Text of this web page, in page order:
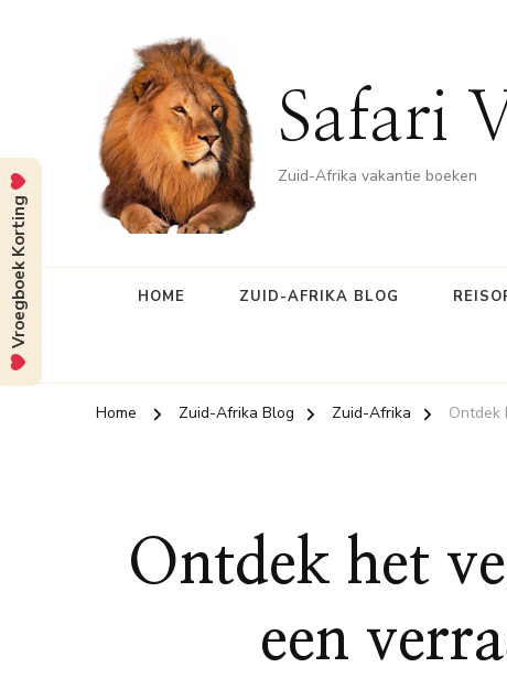
Safari
Zuid-Afrika vakantie boeken
HOME ZUID-AFRIKA BLOG
Home Zuid-Afrika Blog Zuid-Afrika Ontdek
Ontdek het
een
Vroegboek Korting